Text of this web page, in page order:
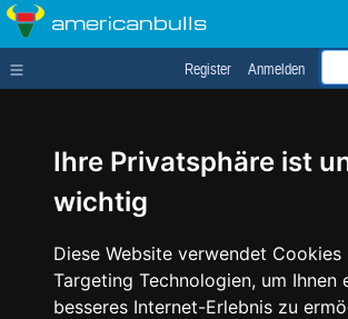
Ihre Privatsphäre ist
wichtig
Diese Website verwendet Cookies
Targeting Technologien, um Ihnen
besseres Internet-Erlebnis zu
americanbulls
Register Anmelden